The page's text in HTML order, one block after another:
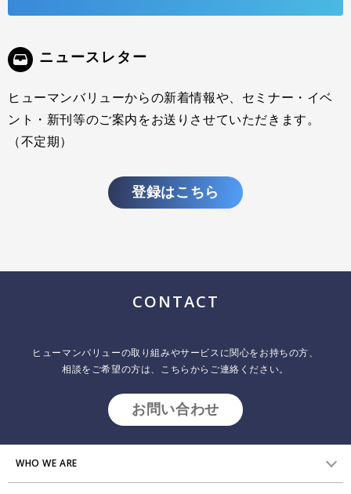
ニュースレター
ヒューマンバリューからの新着情報や、セミナー・イベ
ント・新刊等のご案内をお送りさせていただきます。
（不定期）
登録はこちら
CONTACT
ヒューマンバリューの取り組みやサービスに関心をお持ちの方、
相談をご希望の方は、こちらからご連絡ください。
お問い合わせ
WHO WE ARE